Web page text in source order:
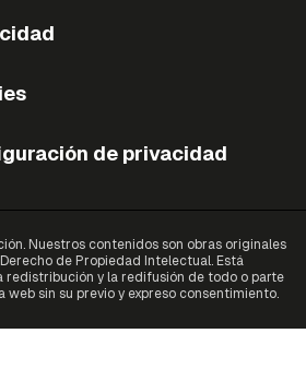
de privacidad
Nuestros contenidos son obras originales
de Propiedad Intelectual. Está
redistribución y la redifusión de todo o parte
web sin su previo y expreso consentimiento.